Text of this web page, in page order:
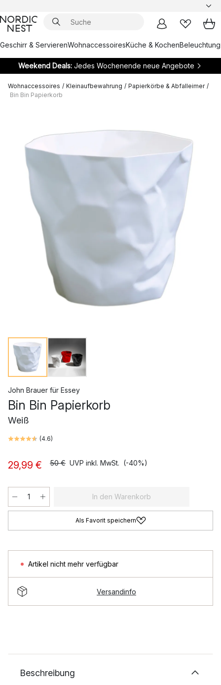
Geschirr & ServierenWohnaccessoiresKüche & KochenBeleuchtung
Weekend Deals:Jedes Wochenende neue Angebote
Wohnaccessoires / Kleinaufbewahrung / Papierkörbe & Abfalleimer /
Bin Bin Papierkorb
John Brauer für Essey
Bin Bin Papierkorb
Weiß
(4.6)
29,99 € 50 € UVP inkl. MwSt. (-40%)
In den Warenkorb
Als Favorit speichern
Artikel nicht mehr verfügbar
Versandinfo
Beschreibung